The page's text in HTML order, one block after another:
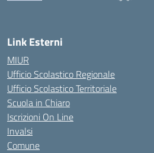
Link Esterni
MIUR
Ufficio Scolastico Regionale
Ufficio Scolastico Territoriale
Scuola in Chiaro
Iscrizioni On Line
Invalsi
Comune